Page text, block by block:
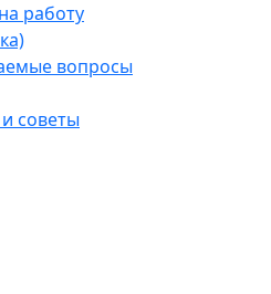
работу
вопросы
советы